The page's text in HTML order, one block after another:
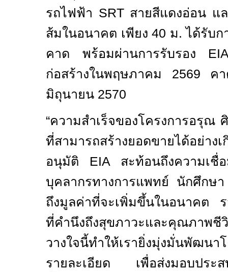
รถไฟฟ้า SRTสายสีแดงอ่อน แ
ส้มในอนาคต เพียง 40 ม. ได้รับก
คาด พร้อมผ่านการรับรอง
ก่อสร้างในพฤษภาคม 2569 ค
มิถุนายน 2570
“ความสำเร็จของโครงการอรุณ
ที่สามารถสร้างยอดขายได้อย่าง
อนุมัติ EIA สะท้อนถึงความเชื่
บุคลากรทางการแพทย์ นักศึกษา
ถึงมูลค่าที่จะเพิ่มขึ้นในอนาคต
ที่คำนึงถึงสุขภาวะและคุณภาพชี
วางใจนี้ทำให้เรายิ่งมุ่งมั่นพัฒน
รายละเอียด เพื่อส่งมอบประส